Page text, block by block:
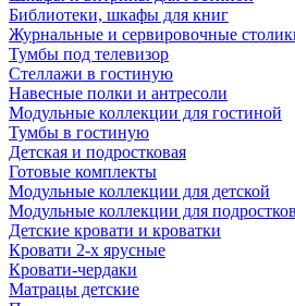
Библиотеки, шкафы для книг
Журнальные и сервировочные
Тумбы под телевизор
Стеллажи в гостиную
Навесные полки и антресоли
Модульные коллекции для гостиной
Тумбы в гостиную
Детская и подростковая
Готовые комплекты
Модульные коллекции для детской
Модульные коллекции для
Детские кровати и кроватки
Кровати 2-х ярусные
Кровати-чердаки
Матрацы детские